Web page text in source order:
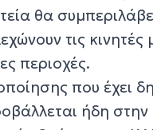
θα
τις
περιοχές.
που έχει
ήδη